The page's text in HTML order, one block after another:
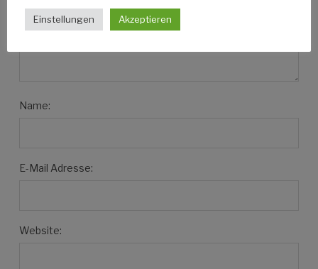
Name:
E-Mail Adresse:
Website:
Einstellungen Akzeptieren